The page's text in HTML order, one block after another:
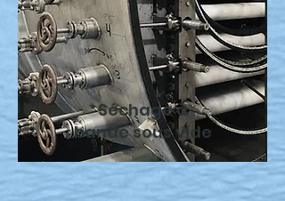
Séchage à
bande sous vide